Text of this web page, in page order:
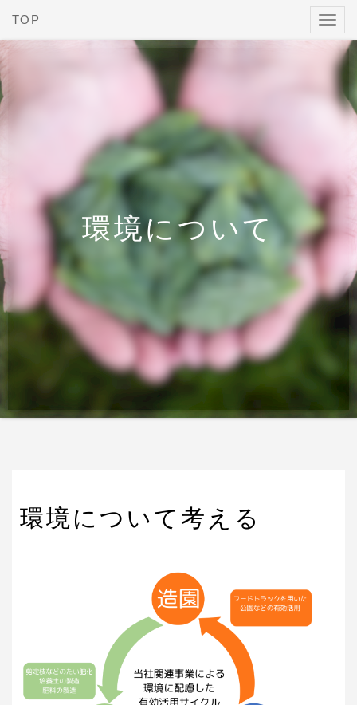
TOP
環境について
環境について考える